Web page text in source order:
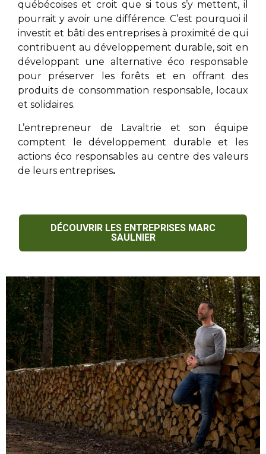
québécoises et croit que si tous s’y mettent, il
pourrait y avoir une différence. C’est pourquoi il
investit et bâti des entreprises à proximité de qui
contribuent au développement durable, soit en
développant une alternative éco responsable
pour préserver les forêts et en offrant des
produits de consommation responsable, locaux
et solidaires.
L’entrepreneur de Lavaltrie et son équipe
comptent le développement durable et les
actions éco responsables au centre des valeurs
de leurs entreprises.
DÉCOUVRIR LES ENTREPRISES MARC
SAULNIER